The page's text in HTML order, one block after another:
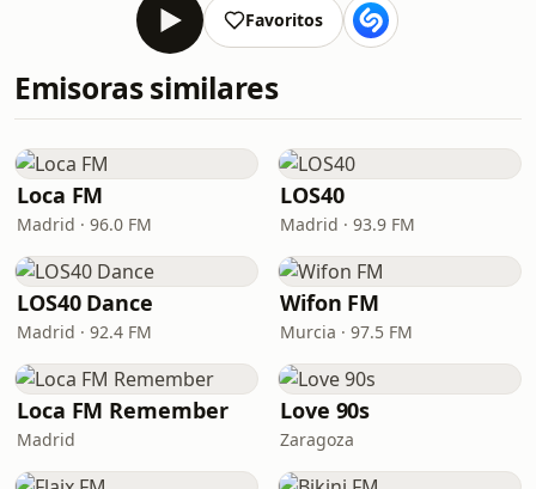
Favoritos
Emisoras similares
Loca FM
Madrid · 96.0 FM
LOS40
Madrid · 93.9 FM
LOS40 Dance
Madrid · 92.4 FM
Wifon FM
Murcia · 97.5 FM
Loca FM Remember
Madrid
Love 90s
Zaragoza